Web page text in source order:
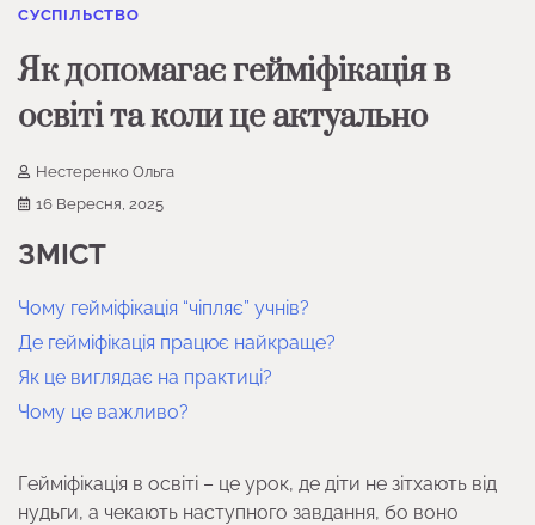
СУСПІЛЬСТВО
Як допомагає гейміфікація в
освіті та коли це актуально
Нестеренко Ольга
16 Вересня, 2025
ЗМІСТ
Чому гейміфікація “чіпляє” учнів?
Де гейміфікація працює найкраще?
Як це виглядає на практиці?
Чому це важливо?
Гейміфікація в освіті – це урок, де діти не зітхають від
нудьги, а чекають наступного завдання, бо воно